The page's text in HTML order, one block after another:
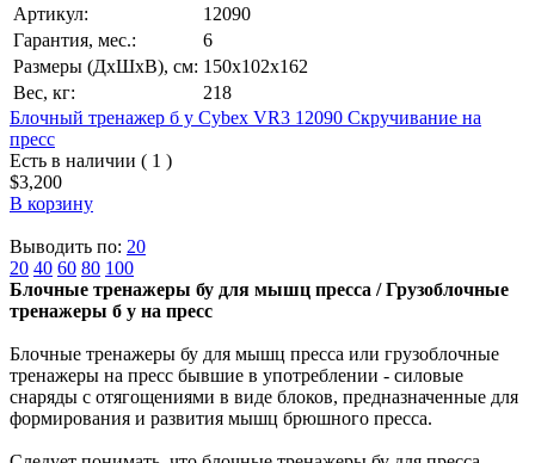
Артикул:
12090
Гарантия, мес.:
6
Размеры (ДхШхВ), см: 150х102х162
Вес, кг:
218
Блочный тренажер б у Cybex VR3 12090 Скручивание на
пресс
Есть в наличии ( 1 )
$3,200
В корзину
Выводить по: 20
20 40 60 80 100
Блочные тренажеры бу для мышц пресса / Грузоблочные
тренажеры б у на пресс
Блочные тренажеры бу для мышц пресса или грузоблочные
тренажеры на пресс бывшие в употреблении - силовые
снаряды с отягощениями в виде блоков, предназначенные для
формирования и развития мышц брюшного пресса.